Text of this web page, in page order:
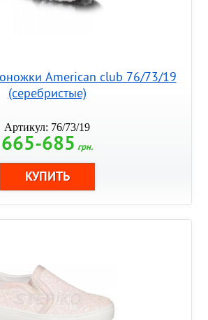
American club 76/73/19
(серебристые)
Артикул: 76/73/19
665-685 грн.